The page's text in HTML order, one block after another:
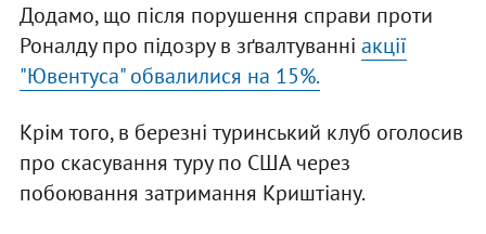
Додамо, що після порушення справи проти
Роналду про підозру в зґвалтуванні акції
"Ювентуса" обвалилися на 15%.
Крім того, в березні туринський клуб оголосив
про скасування туру по США через
побоювання затримання Криштіану.